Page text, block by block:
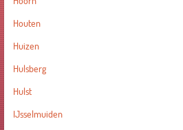
Houten
Huizen
Hulsberg
Hulst
IJsselmuiden